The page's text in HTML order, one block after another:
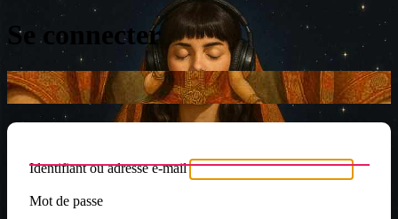
Se connecter
Identifiant ou adresse e-mail
Mot de passe